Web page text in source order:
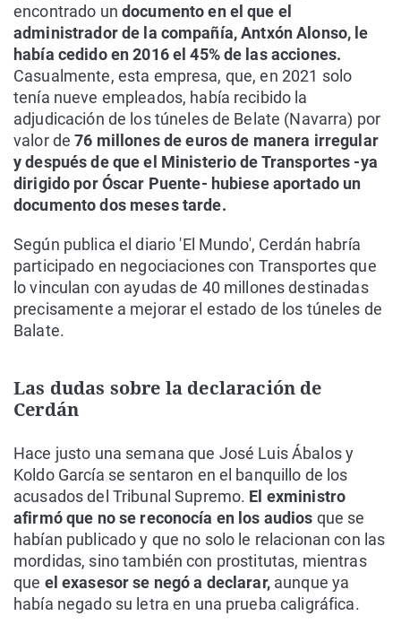
encontrado un documento en el que el
administrador de la compañía, Antxón Alonso, le
había cedido en 2016 el 45% de las acciones.
Casualmente, esta empresa, que, en 2021 solo
tenía nueve empleados, había recibido la
adjudicación de los túneles de Belate (Navarra) por
valor de 76 millones de euros de manera irregular
y después de que el Ministerio de Transportes -ya
dirigido por Óscar Puente- hubiese aportado un
documento dos meses tarde.
Según publica el diario 'El Mundo', Cerdán habría
participado en negociaciones con Transportes que
lo vinculan con ayudas de 40 millones destinadas
precisamente a mejorar el estado de los túneles de
Balate.
Las dudas sobre la declaración de
Cerdán
Hace justo una semana que José Luis Ábalos y
Koldo García se sentaron en el banquillo de los
acusados del Tribunal Supremo. El exministro
afirmó que no se reconocía en los audios que se
habían publicado y que no solo le relacionan con las
mordidas, sino también con prostitutas, mientras
que el exasesor se negó a declarar,aunque ya
había negado su letra en una prueba caligráfica.